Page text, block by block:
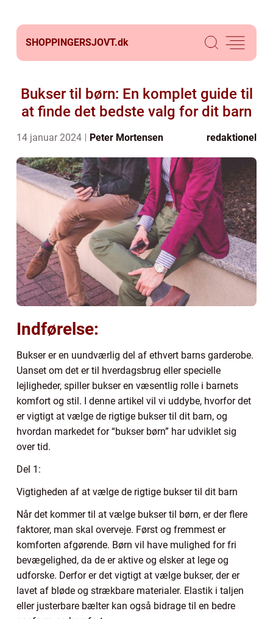
SHOPPINGERSJOVT.dk
Bukser til børn: En komplet guide til
at finde det bedste valg for dit barn
14 januar 2024 Peter Mortensen redaktionel
Indførelse:
Bukser er en uundværlig del af ethvert barns garderobe.
Uanset om det er til hverdagsbrug eller specielle
lejligheder, spiller bukser en væsentlig rolle i barnets
komfort og stil. I denne artikel vil vi uddybe, hvorfor det
er vigtigt at vælge de rigtige bukser til dit barn, og
hvordan markedet for “bukser børn” har udviklet sig
over tid.
Del 1:
Vigtigheden af at vælge de rigtige bukser til dit barn
Når det kommer til at vælge bukser til børn, er der flere
faktorer, man skal overveje. Først og fremmest er
komforten afgørende. Børn vil have mulighed for fri
bevægelighed, da de er aktive og elsker at lege og
udforske. Derfor er det vigtigt at vælge bukser, der er
lavet af bløde og strækbare materialer. Elastik i taljen
eller justerbare bælter kan også bidrage til en bedre